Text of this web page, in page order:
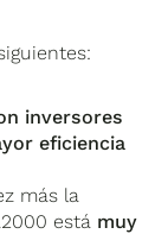
inversores
eficiencia
más la
está muy